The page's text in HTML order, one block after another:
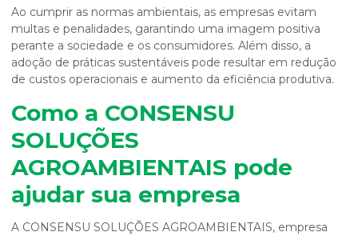
Ao cumprir as normas ambientais, as empresas evitam
multas e penalidades, garantindo uma imagem positiva
perante a sociedade e os consumidores. Além disso, a
adoção de práticas sustentáveis pode resultar em redução
de custos operacionais e aumento da eficiência produtiva.
Como a CONSENSU
SOLUÇÕES
AGROAMBIENTAIS pode
ajudar sua empresa
A CONSENSU SOLUÇÕES AGROAMBIENTAIS, empresa